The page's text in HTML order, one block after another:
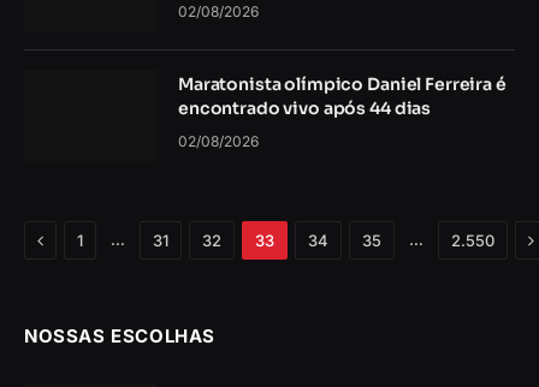
02/08/2026
Maratonista olímpico Daniel Ferreira é
encontrado vivo após 44 dias
02/08/2026
Anterior
1 … 31 32 33 34 35 … 2.550
NOSSAS ESCOLHAS